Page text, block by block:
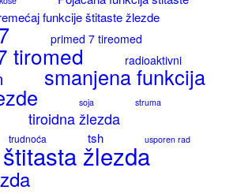
funkcije štitaste žlezde
primed 7 tireomed
tiromed
radioaktivni
smanjena funkcija
soja
struma
tiroidna žlezda
trudnoća tsh
usporen rad
štitasta žlezda